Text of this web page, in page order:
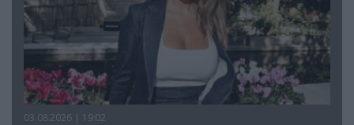
03.08.2026 | 19:02